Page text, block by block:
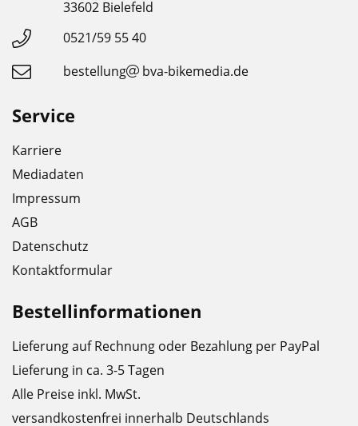
33602 Bielefeld
0521/59 55 40
bestellung
bva-bikemedia.de
Service
Karriere
Mediadaten
Impressum
AGB
Datenschutz
Kontaktformular
Bestellinformationen
Lieferung auf Rechnung oder Bezahlung per PayPal
Lieferung in ca. 3-5 Tagen
Alle Preise inkl. MwSt.
versandkostenfrei innerhalb Deutschlands